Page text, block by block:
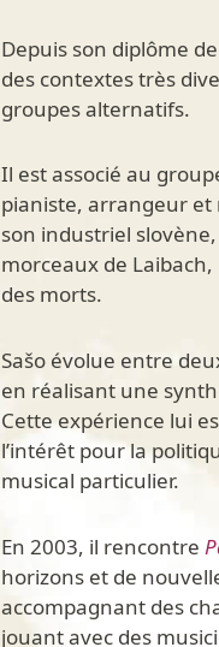
Depuis son diplôme
des contextes très
groupes alternatifs.
Il est associé au
pianiste, arrangeur et
son industriel
morceaux de
des morts.
Sašo évolue entre
en réalisant une
Cette expérience lui
l’intérêt pour la
musical particulier.
En 2003, il rencontre
horizons et de
accompagnant des
jouant avec des